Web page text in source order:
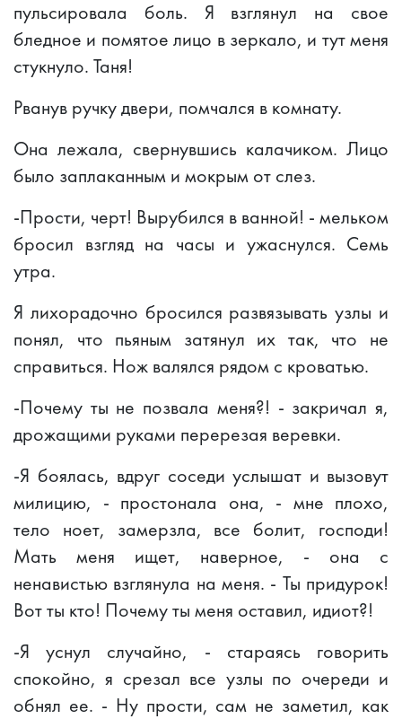
пульсировала боль. Я взглянул на свое
бледное и помятое лицо в зеркало, и тут меня
стукнуло. Таня!
Рванув ручку двери, помчался в комнату.
Она лежала, свернувшись калачиком. Лицо
было заплаканным и мокрым от слез.
-Прости, черт! Вырубился в ванной! - мельком
бросил взгляд на часы и ужаснулся. Семь
утра.
Я лихорадочно бросился развязывать узлы и
понял, что пьяным затянул их так, что не
справиться. Нож валялся рядом с кроватью.
-Почему ты не позвала меня?! - закричал я,
дрожащими руками перерезая веревки.
-Я боялась, вдруг соседи услышат и вызовут
милицию, - простонала она, - мне плохо,
тело ноет, замерзла, все болит, господи!
Мать меня ищет, наверное, - она с
ненавистью взглянула на меня. - Ты придурок!
Вот ты кто! Почему ты меня оставил, идиот?!
-Я уснул случайно, - стараясь говорить
спокойно, я срезал все узлы по очереди и
обнял ее. - Ну прости, сам не заметил, как